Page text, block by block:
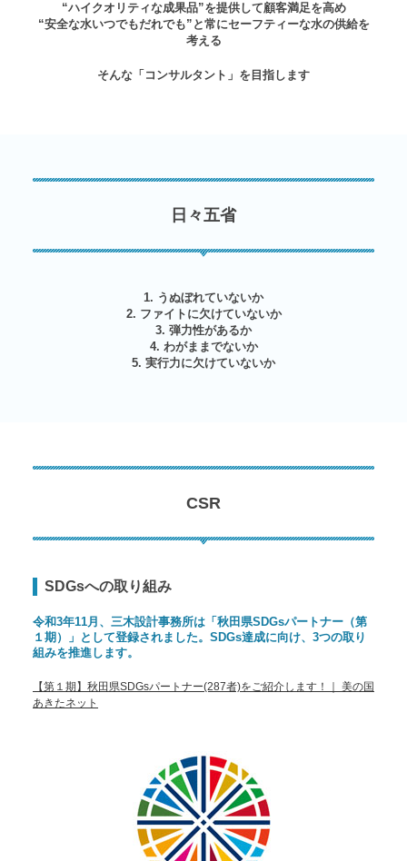
“ハイクオリティな成果品”を提供して顧客満足を高め
“安全な水いつでもだれでも”と常にセーフティーな水の供給を
考える
そんな「コンサルタント」を目指します
日々五省
1. うぬぼれていないか
2. ファイトに欠けていないか
3. 弾力性があるか
4. わがままでないか
5. 実行力に欠けていないか
CSR
SDGsへの取り組み
令和3年11月、三木設計事務所は「秋田県SDGsパートナー（第
１期）」として登録されました。SDGs達成に向け、3つの取り
組みを推進します。
【第１期】秋田県SDGsパートナー(287者)をご紹介します！｜ 美の国
あきたネット